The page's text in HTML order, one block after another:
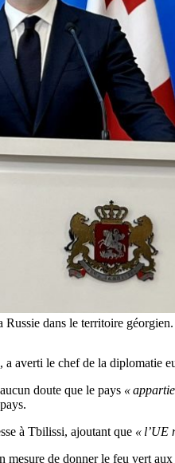
Russie dans le territoire
averti le chef de la diplomatie
doute que le pays «
à Tbilissi, ajoutant que « l’UE
de donner le feu vert